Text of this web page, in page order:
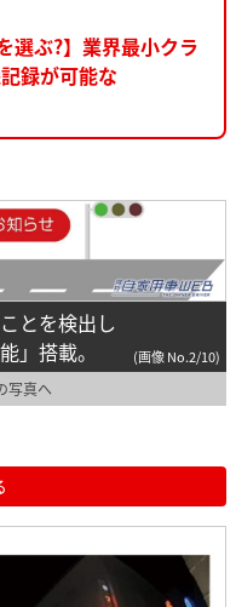
選ぶ?】業界最小クラ
録が可能な
とを検出し
」搭載。
(画像 No.2/10)
写真へ